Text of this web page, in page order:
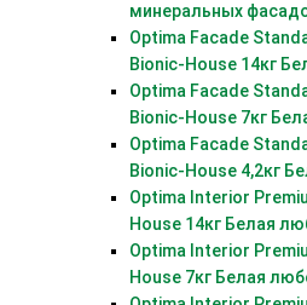
минеральных
Optima Facade
Bionic-House 14кг
Optima Facade
Bionic-House 7кг
Optima Facade
Bionic-House 4,2кг
Optima Interior
House 14кг Белая
Optima Interior
House 7кг Белая